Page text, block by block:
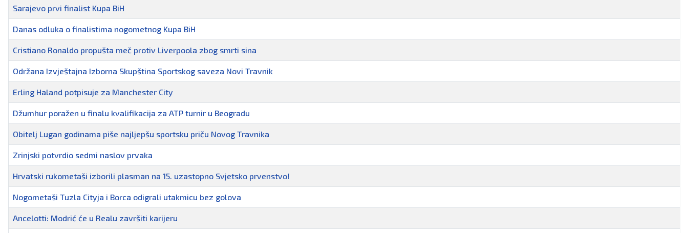
Sarajevo prvi finalist Kupa BiH
Danas odluka o finalistima nogometnog Kupa BiH
Cristiano Ronaldo propušta meč protiv Liverpoola zbog smrti sina
Održana Izvještajna Izborna Skupština Sportskog saveza Novi Travnik
Erling Haland potpisuje za Manchester City
Džumhur poražen u finalu kvalifikacija za ATP turnir u Beogradu
Obitelj Lugan godinama piše najljepšu sportsku priču Novog Travnika
Zrinjski potvrdio sedmi naslov prvaka
Hrvatski rukometaši izborili plasman na 15. uzastopno Svjetsko prvenstvo!
Nogometaši Tuzla Cityja i Borca odigrali utakmicu bez golova
Ancelotti: Modrić će u Realu završiti karijeru